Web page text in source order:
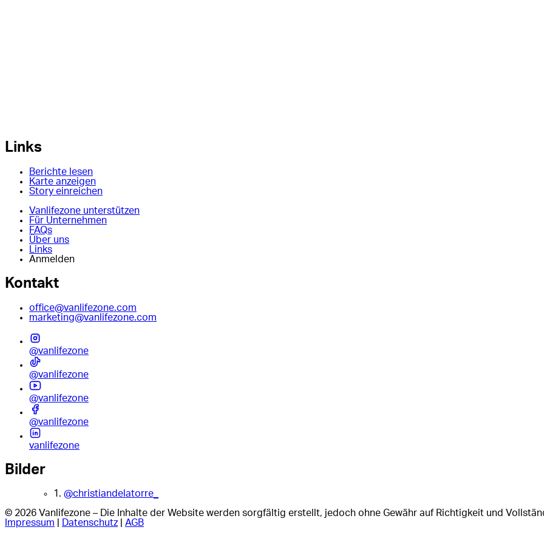
Links
Berichte lesen
Karte anzeigen
Story einreichen
Vanlifezone unterstützen
Für Unternehmen
FAQs
Über uns
Links
Anmelden
Kontakt
office@vanlifezone.com
marketing@vanlifezone.com
@vanlifezone
@vanlifezone
@vanlifezone
@vanlifezone
vanlifezone
Bilder
1. @christiandelatorre_
© 2026 Vanlifezone – Die Inhalte der Website werden sorgfältig erstellt, jedoch ohne Gewähr auf Richtigkeit und
Impressum
Datenschutz| AGB